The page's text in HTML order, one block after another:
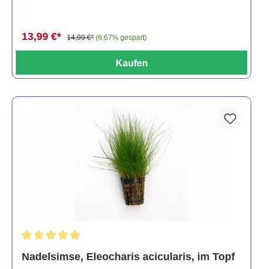
13,99 €* 14,99 €* (6.67% gespart)
Kaufen
Nadelsimse, Eleocharis acicularis, im Topf